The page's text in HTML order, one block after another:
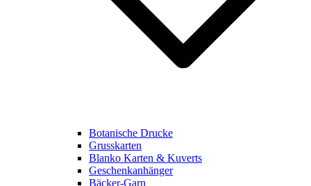
Botanische Drucke
Grusskarten
Blanko Karten & Kuverts
Geschenkanhänger
Bäcker-Garn